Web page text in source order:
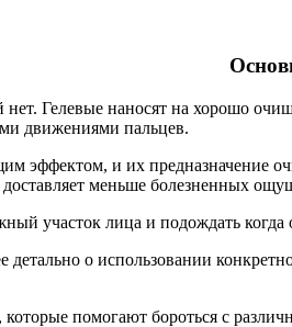
Гелевые наносят на хорошо
движениями пальцев.
эффектом, и их предназначение
меньше болезненных
участок лица и подождать
о использовании
помогают бороться с